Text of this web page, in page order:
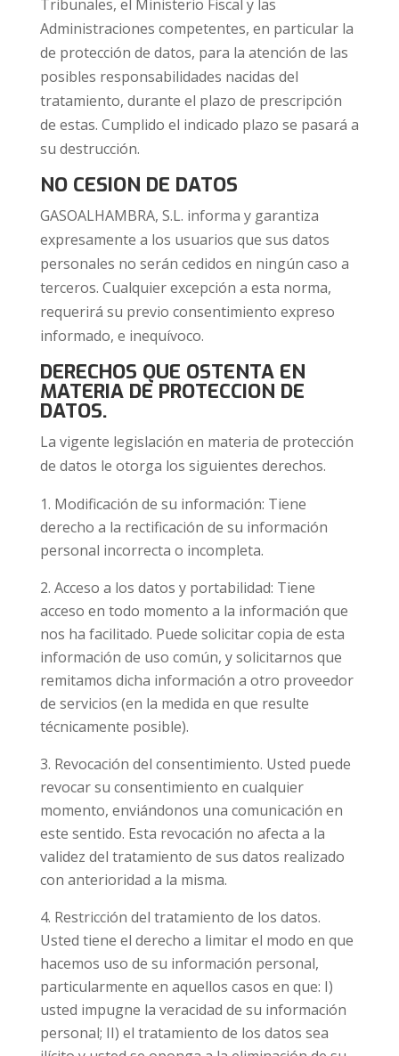
Tribunales, el Ministerio Fiscal y las
Administraciones competentes, en particular la
de protección de datos, para la atención de las
posibles responsabilidades nacidas del
tratamiento, durante el plazo de prescripción
de estas. Cumplido el indicado plazo se pasará a
su destrucción.
NO CESION DE DATOS
GASOALHAMBRA, S.L. informa y garantiza
expresamente a los usuarios que sus datos
personales no serán cedidos en ningún caso a
terceros. Cualquier excepción a esta norma,
requerirá su previo consentimiento expreso
informado, e inequívoco.
DERECHOS QUE OSTENTA EN
MATERIA DE PROTECCION DE
DATOS.
La vigente legislación en materia de protección
de datos le otorga los siguientes derechos.
Modificación de su información: Tiene
derecho a la rectificación de su información
personal incorrecta o incompleta.
Acceso a los datos y portabilidad: Tiene
acceso en todo momento a la información que
nos ha facilitado. Puede solicitar copia de esta
información de uso común, y solicitarnos que
remitamos dicha información a otro proveedor
de servicios (en la medida en que resulte
técnicamente posible).
Revocación del consentimiento. Usted puede
revocar su consentimiento en cualquier
momento, enviándonos una comunicación en
este sentido. Esta revocación no afecta a la
validez del tratamiento de sus datos realizado
con anterioridad a la misma.
Restricción del tratamiento de los datos.
Usted tiene el derecho a limitar el modo en que
hacemos uso de su información personal,
particularmente en aquellos casos en que: I)
usted impugne la veracidad de su información
personal; II) el tratamiento de los datos sea